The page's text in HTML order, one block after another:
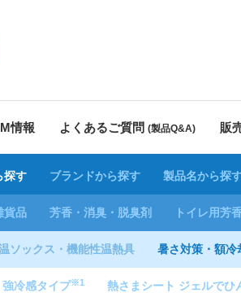
情報 よくあるご質問 (製品Q&A) 販
探す ブランドから探す 製品名から探
貨品 芳香・消臭・脱臭剤 トイレ用芳
ソックス・機能性温熱具 暑さ対策・額冷
冷感タイプ※1 熱さまシート ジェルでひ